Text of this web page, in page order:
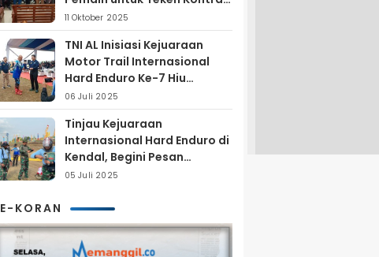
Jelang Liga 4
11 Oktober 2025
TNI AL Inisiasi Kejuaraan
Motor Trail Internasional
Hard Enduro Ke-7 Hiu
Selatan
06 Juli 2025
Tinjau Kejuaraan
Internasional Hard Enduro di
Kendal, Begini Pesan
Laksamana Pertama TNI AL
05 Juli 2025
E-KORAN